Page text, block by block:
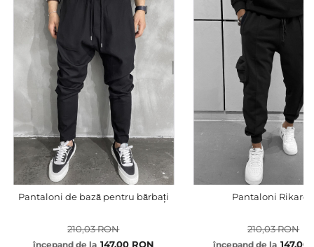
Pantaloni de bază pentru bărbați
începand de la 147,00 RON
210,03 RON
Pantaloni
începand de la 147,00
210,03 RON